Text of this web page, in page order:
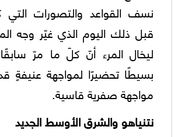
نسف القواعد والتصورات التي
قبل ذلك اليوم الذي غيّر وجه
ليخال المرء أنّ كلّ ما مرّ
بسيطًا تحضيرًا لمواجهة عنيفةٍ
مواجهة صفرية قاسية.
نتنياهو والشرق الأوسط الجديد